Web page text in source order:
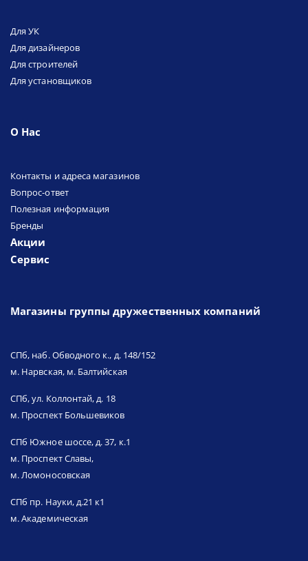
Для УК
Для дизайнеров
Для строителей
Для установщиков
О Нас
Контакты и адреса магазинов
Вопрос-ответ
Полезная информация
Бренды
Акции
Сервис
Магазины группы дружественных компаний
СПб, наб. Обводного к., д. 148/152
м. Нарвская, м. Балтийская
СПб, ул. Коллонтай, д. 18
м. Проспект Большевиков
СПб Южное шоссе, д. 37, к.1
м. Проспект Славы,
м. Ломоносовская
СПб пр. Науки, д.21 к1
м. Академическая